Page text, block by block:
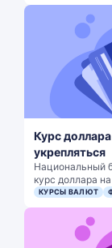
Курс
укрепляться
Национальный
курс доллара
КУРСЫ ВАЛЮТ